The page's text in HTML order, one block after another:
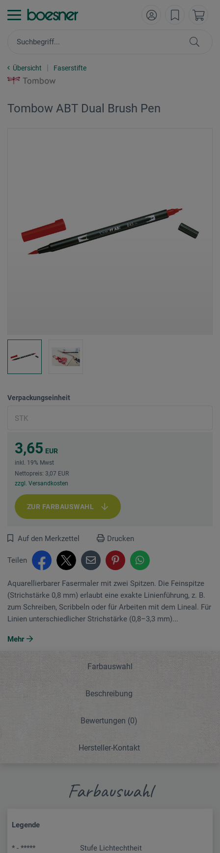
Übersicht Faserstifte
Tombow ABT Dual Brush Pen
Verpackungseinheit
3,65 EUR
inkl. 19% Mwst
Nettopreis: 3,07 EUR
zzgl. Versandkosten
ZUR FARBAUSWAHL
Auf den Merkzettel Drucken
Teilen
Aquarellierbarer Fasermaler mit zwei Spitzen. Die Feinspitze
(Strichstärke 0,8 mm) erlaubt eine exakte Linienführung, z. B.
zum Schreiben, Scribbeln oder für Arbeiten mit dem Lineal. Für
Linien unterschiedlicher Strichstärke (0,8–3,3 mm)...
Mehr
Farbauswahl
Beschreibung
Bewertungen (0)
Hersteller-Kontakt
Farbauswahl
Legende
* - *****
Stufe Lichtechtheit